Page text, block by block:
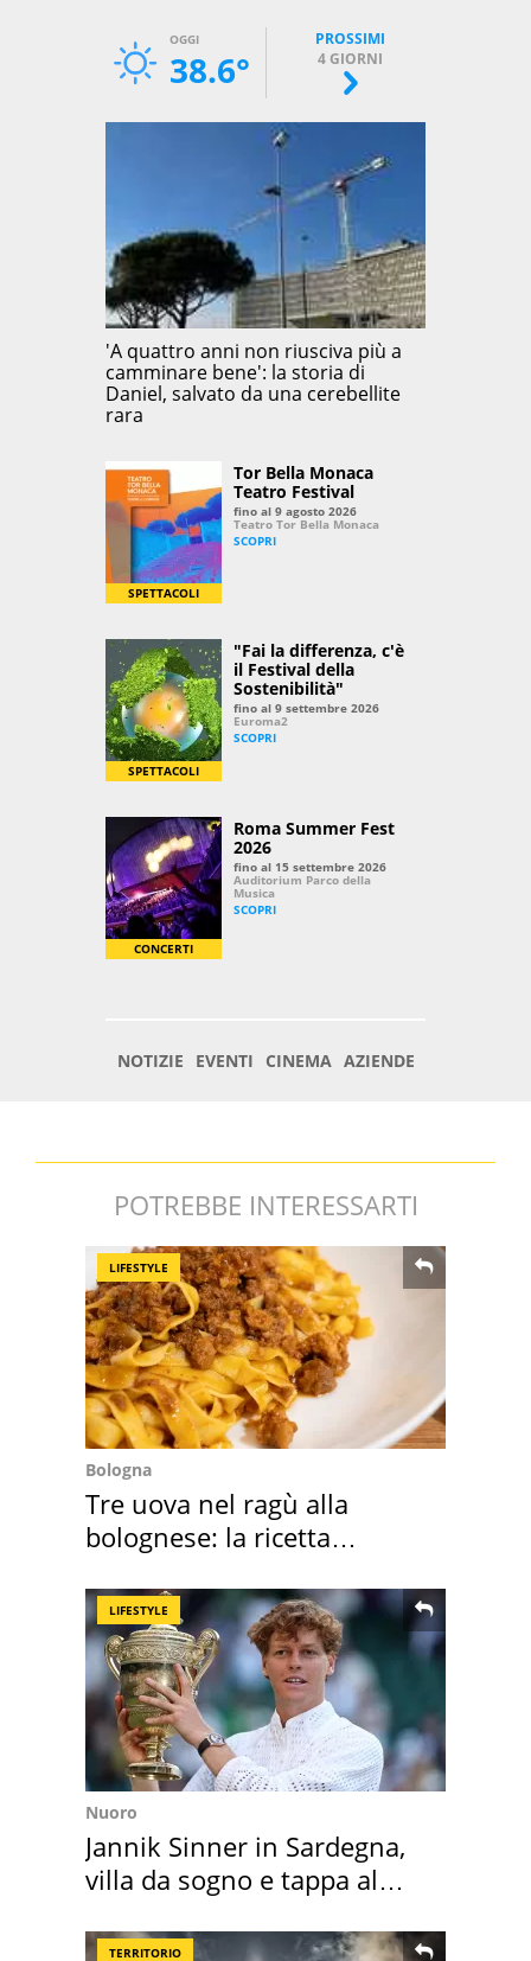
POTREBBE INTERESSARTI
LIFESTYLE
Bologna
Tre uova nel ragù alla
bolognese: la ricetta
LIFESTYLE
Nuoro
Jannik Sinner in Sardegna,
villa da sogno e tappa al
TERRITORIO